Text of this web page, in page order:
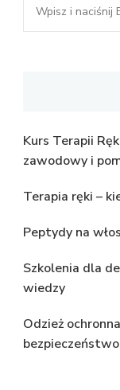
czegoś?
Kurs Terapii
zawodowy i
Terapia ręki –
Peptydy na
Szkolenia dla
wiedzy
Odzież
bezpieczeństwo